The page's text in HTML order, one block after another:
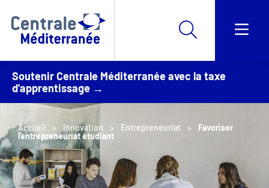
Soutenir Centrale Méditerranée avec la taxe
d'apprentissage →
Accueil Innovation Entrepreneuriat
Favoriser
l'entrepreneuriat étudiant